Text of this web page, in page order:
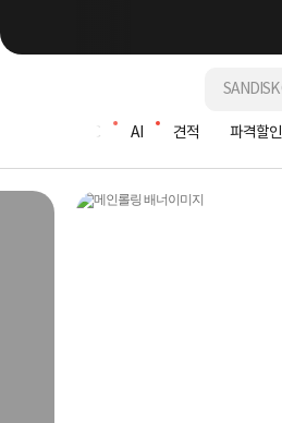
조립PC AI 견적 파격할인